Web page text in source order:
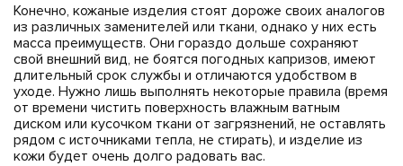
Конечно, кожаные изделия стоят дороже своих аналогов
из различных заменителей или ткани, однако у них есть
масса преимуществ. Они гораздо дольше сохраняют
свой внешний вид, не боятся погодных капризов, имеют
длительный срок службы и отличаются удобством в
уходе. Нужно лишь выполнять некоторые правила (время
от времени чистить поверхность влажным ватным
диском или кусочком ткани от загрязнений, не оставлять
рядом с источниками тепла, не стирать), и изделие из
кожи будет очень долго радовать вас.